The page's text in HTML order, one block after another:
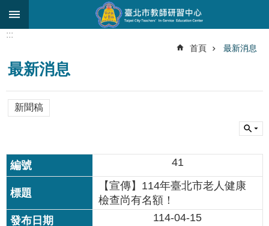
跳到主要內容區塊
搜
尋
關
於
研
發
:::
首頁 最新消息
最新消息
新聞稿
41
【宣傳】114年臺北市老人健康
檢查尚有名額！
114-04-15